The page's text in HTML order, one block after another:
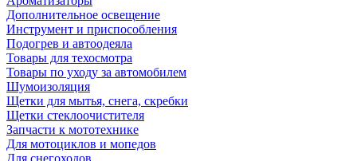
Дополнительное освещение
Инструмент и приспособления
Подогрев и автоодеяла
Товары для техосмотра
Товары по уходу за автомобилем
Шумоизоляция
Щетки для мытья, снега, скребки
Щетки стеклоочистителя
Запчасти к мототехнике
Для мотоциклов и мопедов
Для снегоходов